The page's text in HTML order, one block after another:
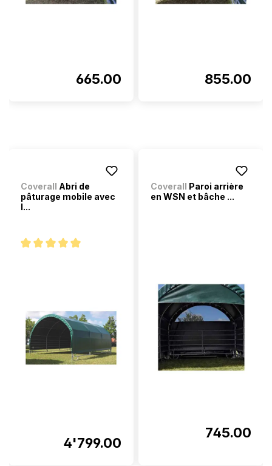
665.00 855.00
Coverall Abri de
pâturage mobile avec
l...
4'799.00
Coverall Paroi arrière
en WSN et bâche ...
745.00